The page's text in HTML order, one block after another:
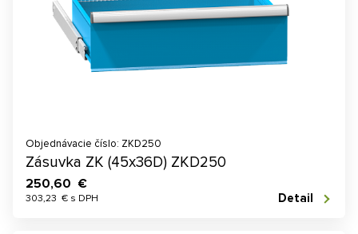
Objednávacie číslo: ZKD250
Zásuvka ZK (45x36D) ZKD250
250,60 €
303,23 € s DPH Detail